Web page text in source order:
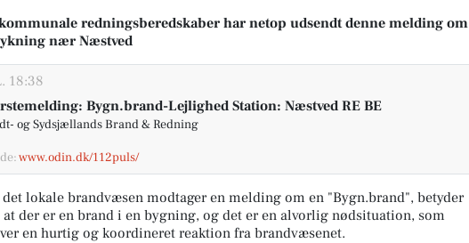
redningsberedskaber har netop udsendt denne melding om
nær Næstved
18:38
Bygn.brand-Lejlighed Station: Næstved RE BE
og Sydsjællands Brand & Redning
www.odin.dk/112puls/
det lokale brandvæsen modtager en melding om en "Bygn.brand", betyder
at der er en brand i en bygning, og det er en alvorlig nødsituation, som
en hurtig og koordineret reaktion fra brandvæsenet.